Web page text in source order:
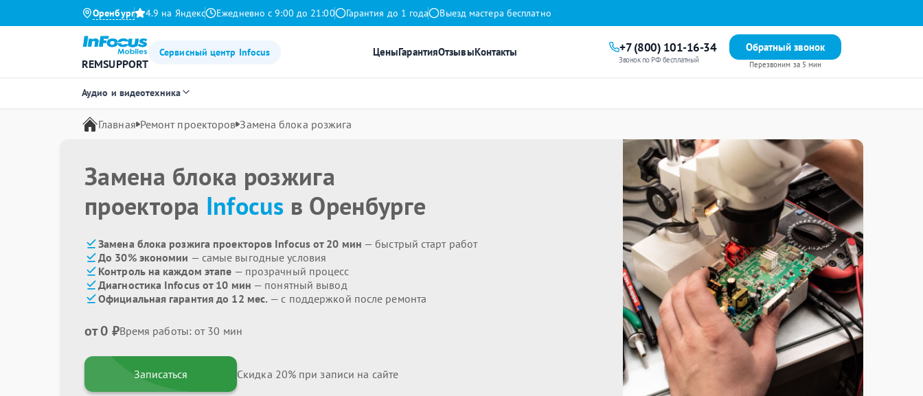
Оренбург 4.9 на Яндекс Ежедневно с 9:00 до 21:00 Гарантия до 1 года Выезд мастера бесплатно
REMSUPPORT
Сервисный центр Infocus ЦеныГарантияОтзывыКонтакты +7 (800) 101-16-34
Звонок по РФ бесплатный
Обратный звонок
Перезвоним за 5 мин
Аудио и видеотехника
Главная Ремонт проекторов Замена блока розжига
Замена блока розжига
проектора Infocus в Оренбурге
Замена блока розжига проекторов Infocus от 20 мин — быстрый старт работ
До 30% экономии — самые выгодные условия
Контроль на каждом этапе — прозрачный процесс
Диагностика Infocus от 10 мин — понятный вывод
Официальная гарантия до 12 мес. — с поддержкой после ремонта
от 0 ₽Время работы: от 30 мин
Записаться Скидка 20% при записи на сайте